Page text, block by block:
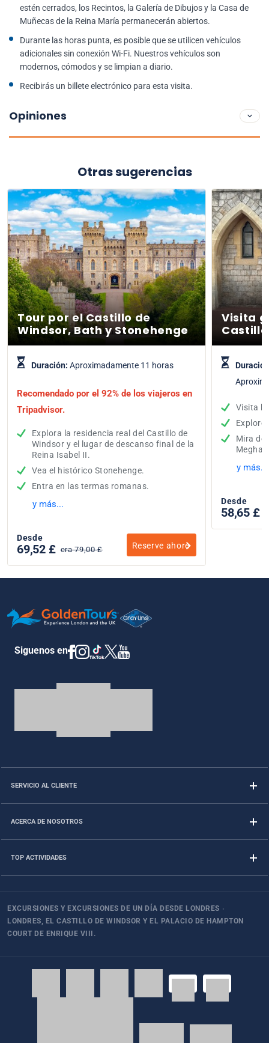
estén cerrados, los Recintos, la Galería de Dibujos y la Casa de
Muñecas de la Reina María permanecerán abiertos.
Durante las horas punta, es posible que se utilicen vehículos
adicionales sin conexión Wi-Fi. Nuestros vehículos son
modernos, cómodos y se limpian a diario.
Recibirás un billete electrónico para esta visita.
Opiniones
Otras sugerencias
Tour por el Castillo de
Windsor, Bath y Stonehenge
Duración: Aproximadamente 11 horas
Recomendado por el 92% de los viajeros en
Tripadvisor.
Explora la residencia real del Castillo de
Windsor y el lugar de descanso final de la
Reina Isabel II.
Vea el histórico Stonehenge.
Entra en las termas romanas.
y más...
Desde
69,52 £ era 79,00 £ Reserve ahore
Visita
Visita la
Explore
Mira
y más...
Desde
58,65 £
Siguenos en
SERVICIO AL CLIENTE
ACERCA DE NOSOTROS
TOP ACTIVIDADES
EXCURSIONES Y EXCURSIONES DE UN DÍA DESDE LONDRES ›
LONDRES, EL CASTILLO DE WINDSOR Y EL PALACIO DE HAMPTON
COURT DE ENRIQUE VIII.